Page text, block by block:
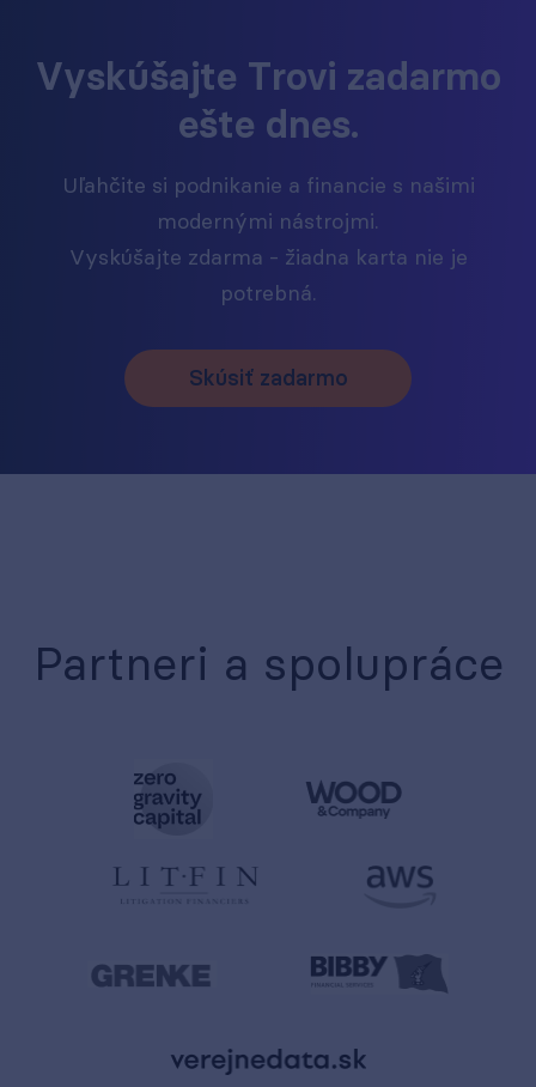
Vyskúšajte Trovi zadarmo
ešte dnes.
Uľahčite si podnikanie a financie s našimi
modernými nástrojmi.
Vyskúšajte zdarma - žiadna karta nie je
potrebná.
Skúsiť zadarmo
Partneri a spolupráce